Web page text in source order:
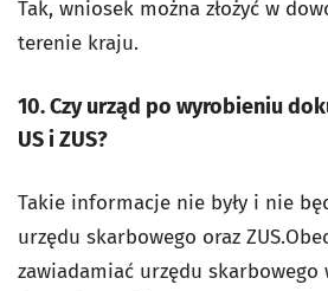
Tak, wniosek można złożyć w
terenie kraju.
10. Czy urząd po wyrobieniu
US i ZUS?
Takie informacje nie były i nie
urzędu skarbowego oraz
zawiadamiać urzędu skarbowego